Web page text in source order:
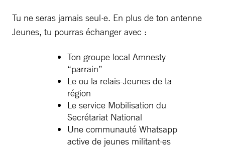
Tu ne seras jamais seul·e. En plus de ton antenne
Jeunes, tu pourras échanger avec :
Ton groupe local Amnesty
“parrain”
Le ou la relais-Jeunes de ta
région
Le service Mobilisation du
Secrétariat National
Une communauté Whatsapp
active de jeunes militant·es